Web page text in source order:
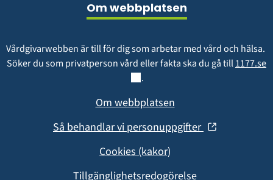
p
Om webbplatsen
Vårdgivarwebben är till för dig som arbetar med vård och hälsa.
Söker du som privatperson vård eller fakta ska du gå till 1177.se
.
Om webbplatsen
Så behandlar vi personuppgifter (öppnas
Cookies (kakor)
Tillgänglighetsredogörelse